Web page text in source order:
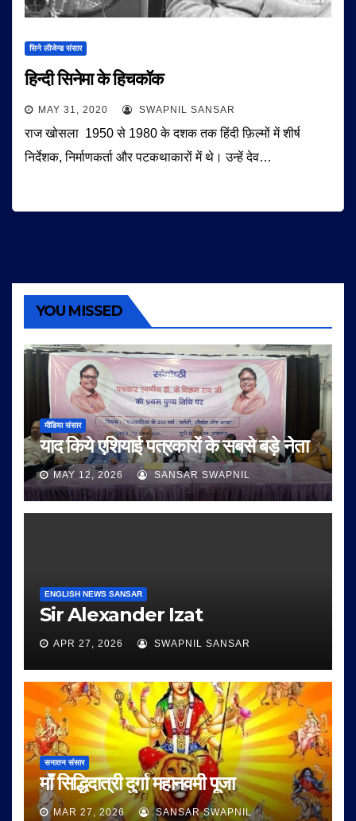
सिने लीजेन्ड संसार
हिन्दी सिनेमा के हिचकॉक
MAY 31, 2020 SWAPNIL SANSAR
राज खोसला 1950 से 1980 के दशक तक हिंदी फ़िल्मों में शीर्ष
निर्देशक, निर्माणकर्ता और पटकथाकारों में थे। उन्हें देव…
YOU MISSED
मीडिया संसार
याद किये एशियाई पत्रकारों के सबसे बड़े नेता
MAY 12, 2026 SANSAR SWAPNIL
ENGLISH NEWS SANSAR
Sir Alexander Izat
APR 27, 2026 SWAPNIL SANSAR
सनातन संसार
माँ सिद्धिदात्री दुर्गा महानवमी पूजा
MAR 27, 2026 SANSAR SWAPNIL